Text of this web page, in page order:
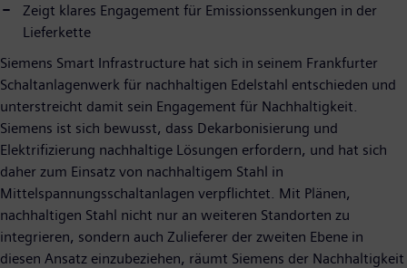
Zeigt klares Engagement für Emissionssenkungen in der
Lieferkette
Siemens Smart Infrastructure hat sich in seinem Frankfurter
Schaltanlagenwerk für nachhaltigen Edelstahl entschieden und
unterstreicht damit sein Engagement für Nachhaltigkeit.
Siemens ist sich bewusst, dass Dekarbonisierung und
Elektrifizierung nachhaltige Lösungen erfordern, und hat sich
daher zum Einsatz von nachhaltigem Stahl in
Mittelspannungsschaltanlagen verpflichtet. Mit Plänen,
nachhaltigen Stahl nicht nur an weiteren Standorten zu
integrieren, sondern auch Zulieferer der zweiten Ebene in
diesen Ansatz einzubeziehen, räumt Siemens der Nachhaltigkeit